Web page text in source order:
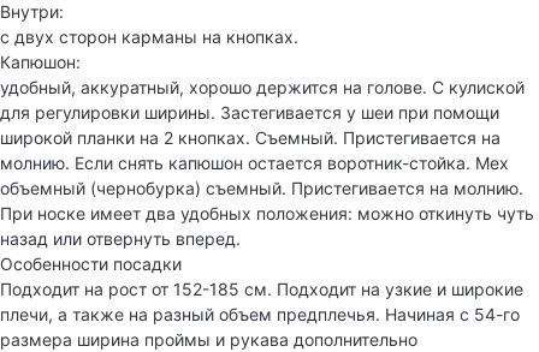
Внутри:
с двух сторон карманы на кнопках.
Капюшон:
удобный, аккуратный, хорошо держится на голове. С кулиской
для регулировки ширины. Застегивается у шеи при помощи
широкой планки на 2 кнопках. Съемный. Пристегивается на
молнию. Если снять капюшон остается воротник-стойка. Мех
объемный (чернобурка) съемный. Пристегивается на молнию.
При носке имеет два удобных положения: можно откинуть чуть
назад или отвернуть вперед.
Особенности посадки
Подходит на рост от 152-185 см. Подходит на узкие и широкие
плечи, а также на разный объем предплечья. Начиная с 54-го
размера ширина проймы и рукава дополнительно